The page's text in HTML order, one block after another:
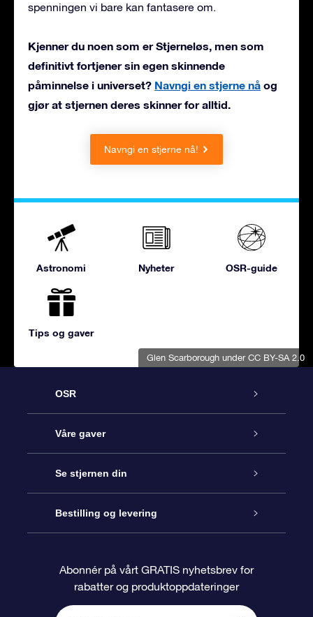
Glen Scarborough under CC BY-SA 2.0
spenningen vi bare kan fantasere om.
Kjenner du noen som er Stjerneløs, men som
definitivt fortjener sin egen skinnende
påminnelse i universet? Navngi en stjerne nå og
gjør at stjernen deres skinner for alltid.
Navngi en stjerne nå!
Astronomi Nyheter OSR-guide
Tips og gaver
OSR
Kundeservice
Kontakt oss
Bloggen
Anmeldelser
Våre gaver
Online Stjernegave
OSR Gavepakke
OSR-gavekortet
Se stjernen din
Star Register
Pesontilpasset stjerneside
Bestilling og levering
Betalingsinformasjon
Abonnér på vårt GRATIS nyhetsbrev for
rabatter og produktoppdateringer